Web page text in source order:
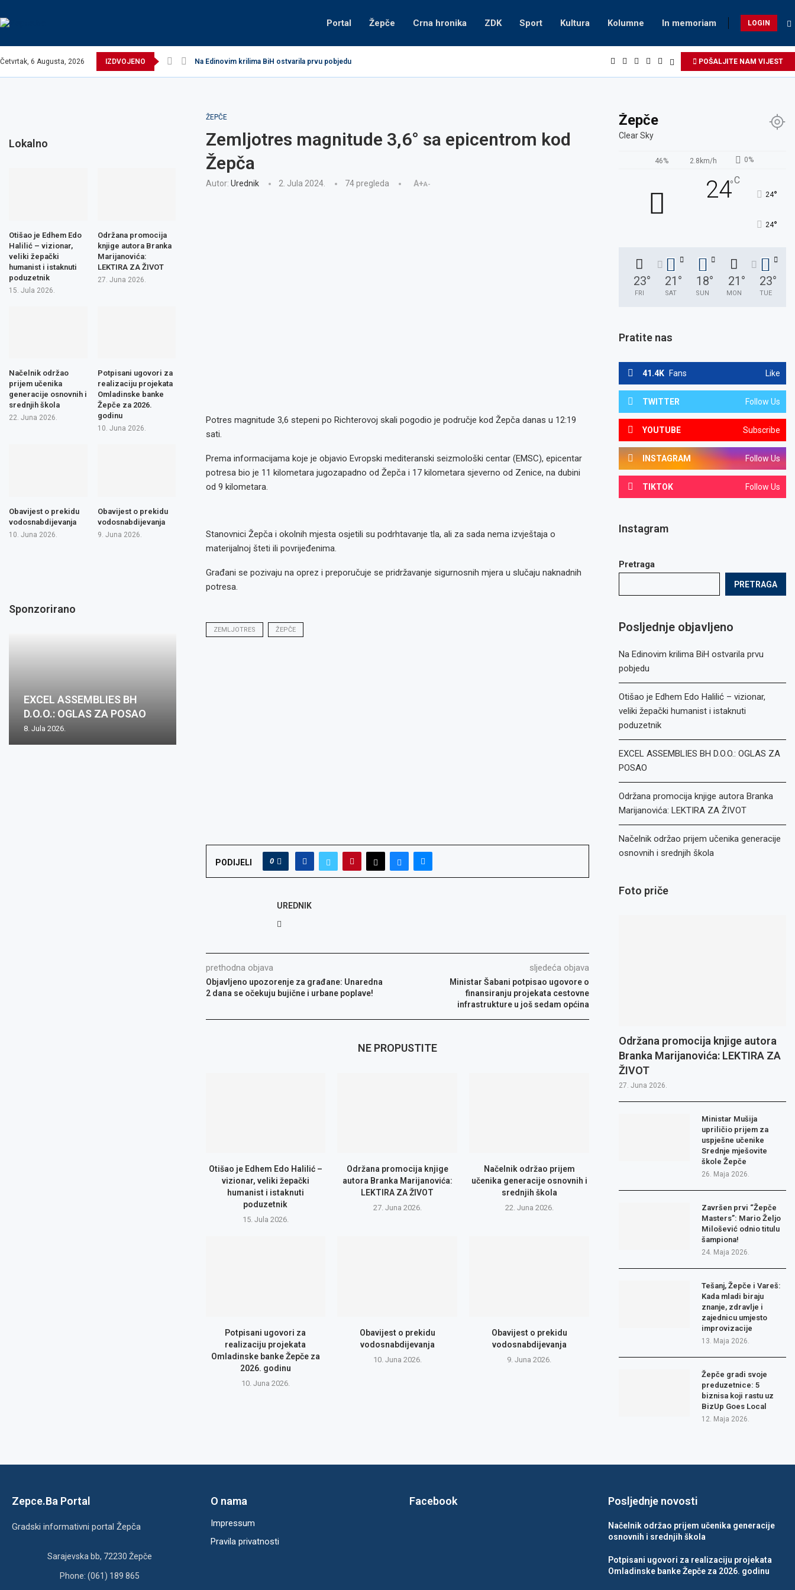
Portal Žepče Crna hronika ZDK Sport Kultura Kolumne In memoriam LOGIN
Četvrtak, 6 Augusta, 2026 IZDVOJENO Na Edinovim krilima BiH ostvarila prvu pobjedu POŠALJITE NAM VIJEST
ŽEPČE
Zemljotres magnitude 3,6° sa epicentrom kod
Žepča
Autor: Urednik 2. Jula 2024. 74pregleda A+A-
Potres magnitude 3,6 stepeni po Richterovoj skali pogodio je područje kod Žepča danas u 12:19
sati.
Prema informacijama koje je objavio Evropski mediteranski seizmološki centar (EMSC), epicentar
potresa bio je 11 kilometara jugozapadno od Žepča i 17 kilometara sjeverno od Zenice, na dubini
od 9 kilometara.
Stanovnici Žepča i okolnih mjesta osjetili su podrhtavanje tla, ali za sada nema izvještaja o
materijalnoj šteti ili povrijeđenima.
Građani se pozivaju na oprez i preporučuje se pridržavanje sigurnosnih mjera u slučaju naknadnih
potresa.
ZEMLJOTRES ŽEPČE
PODIJELI 0
UREDNIK
prethodna objava
Objavljeno upozorenje za građane: Unaredna
2 dana se očekuju bujične i urbane poplave!
sljedeća objava
Ministar Šabani potpisao ugovore o
finansiranju projekata cestovne
infrastrukture u još sedam općina
NE PROPUSTITE
Otišao je Edhem Edo Halilić –
vizionar, veliki žepački
humanist i istaknuti
poduzetnik
15. Jula 2026.
Održana promocija knjige
autora Branka Marijanovića:
LEKTIRA ZA ŽIVOT
27. Juna 2026.
Načelnik održao prijem
učenika generacije osnovnih i
srednjih škola
22. Juna 2026.
Potpisani ugovori za
realizaciju projekata
Omladinske banke Žepče za
2026. godinu
10. Juna 2026.
Obavijest o prekidu
vodosnabdijevanja
10. Juna 2026.
Obavijest o prekidu
vodosnabdijevanja
9. Juna 2026.
Žepče
Clear Sky
46% 2.8km/h 0%
24°C
24°
24°
23°
FRI
21 °
SAT
18°
SUN
21 °
MON
23°
TUE
Pratite nas
41.4K Fans Like
TWITTER Follow Us
YOUTUBE Subscribe
INSTAGRAM Follow Us
TIKTOK Follow Us
Instagram
Pretraga
PRETRAGA
Posljednje objavljeno
Na Edinovim krilima BiH ostvarila prvu
pobjedu
Otišao je Edhem Edo Halilić – vizionar,
veliki žepački humanist i istaknuti
poduzetnik
EXCEL ASSEMBLIES BH D.O.O.: OGLAS ZA
POSAO
Održana promocija knjige autora Branka
Marijanovića: LEKTIRA ZA ŽIVOT
Načelnik održao prijem učenika generacije
osnovnih i srednjih škola
Foto priče
Održana promocija knjige autora
Branka Marijanovića: LEKTIRA ZA
ŽIVOT
27. Juna 2026.
Ministar Mušija
upriličio prijem za
uspješne učenike
Srednje mješovite
škole Žepče
26. Maja 2026.
Završen prvi “Žepče
Masters”: Mario Željo
Milošević odnio titulu
šampiona!
24. Maja 2026.
Tešanj, Žepče i Vareš:
Kada mladi biraju
znanje, zdravlje i
zajednicu umjesto
improvizacije
13. Maja 2026.
Žepče gradi svoje
preduzetnice: 5
biznisa koji rastu uz
BizUp Goes Local
12. Maja 2026.
Lokalno
Otišao je Edhem Edo
Halilić – vizionar,
veliki žepački
humanist i istaknuti
poduzetnik
15. Jula 2026.
Održana promocija
knjige autora Branka
Marijanovića:
LEKTIRA ZA ŽIVOT
27. Juna 2026.
Načelnik održao
prijem učenika
generacije osnovnih i
srednjih škola
22. Juna 2026.
Potpisani ugovori za
realizaciju projekata
Omladinske banke
Žepče za 2026.
godinu
10. Juna 2026.
Obavijest o prekidu
vodosnabdijevanja
10. Juna 2026.
Obavijest o prekidu
vodosnabdijevanja
9. Juna 2026.
Sponzorirano
EXCEL ASSEMBLIES BH
D.O.O.: OGLAS ZA POSAO
8. Jula 2026.
Zepce.Ba Portal
Gradski informativni portal Žepča
Sarajevska bb, 72230 Žepče
Phone: (061) 189 865
O nama
Impressum
Pravila privatnosti
Facebook Posljednje novosti
Načelnik održao prijem učenika generacije
osnovnih i srednjih škola
Potpisani ugovori za realizaciju projekata
Omladinske banke Žepče za 2026. godinu